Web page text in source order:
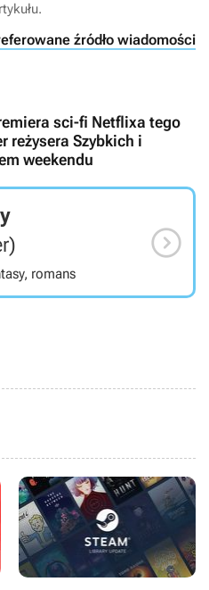
źródło wiadomości
sci-fi Netflixa tego
reżysera Szybkich i
weekendu
romans
